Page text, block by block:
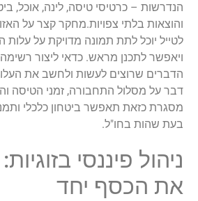
הנדרשות – כרטיסי טיסה, לינה, אוכל,
והוצאות בלתי צפויות.מחקר קצר על
לטייל יוכל לתת תמונה מדויקת על
ויאפשר לתכנן מראש. כדאי ליצור
הדברים שרוצים לעשות ולחשב את
דבר על מסלול התחבורה, זמני הטיסה
מסגרת כזאת תאפשר ביטחון כלכלי
בעת שהות בחו"ל.
ניהול פיננסי
את הכסף יחד